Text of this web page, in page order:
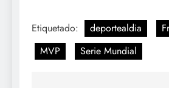
Etiquetado: deportealdia
MVP
Serie Mundial